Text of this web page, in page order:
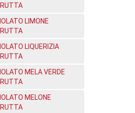
LIMONE
LIQUERIZIA
MELA VERDE
MELONE